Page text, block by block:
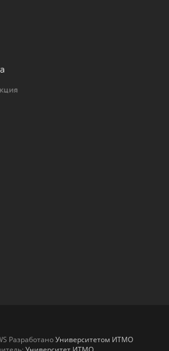
РазработаноУниверситетом ИТМО